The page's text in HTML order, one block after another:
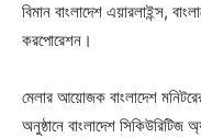
বিমান বাংলাদেশ এয়ারলাইন্স,
করপোরেশন।
মেলার আয়োজক বাংলাদেশ
অনুষ্ঠানে বাংলাদেশ সিকিউরিটিজ